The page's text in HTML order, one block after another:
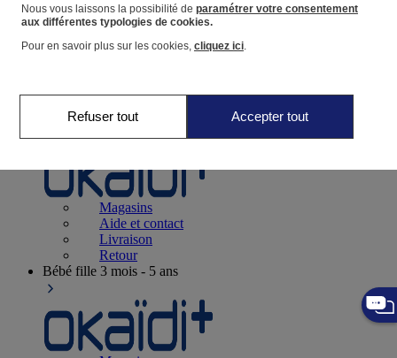
Favoris
Naissance0-12 mois
Magasins
Aide et contact
Livraison
Retour
Bébé fille 3 mois - 5 ans
Nous vous laissons la possibilité de paramétrer votre consentement
aux différentes typologies de cookies.
Pour en savoir plus sur les cookies, cliquez ici.
Refuser tout Accepter tout